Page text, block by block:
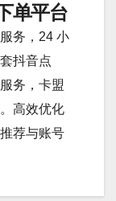
单平台
务，24 小
抖音点
务，卡盟
高效优化
荐与账号